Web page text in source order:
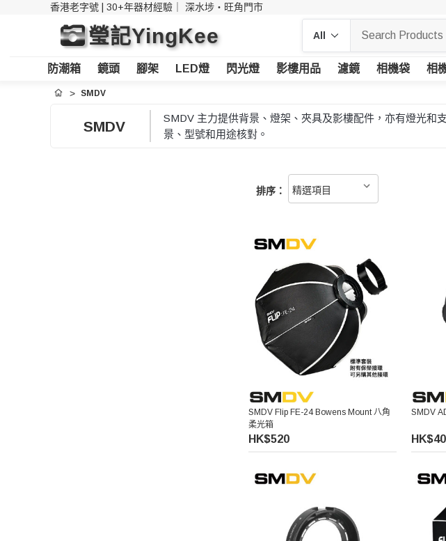
香港老字號 | 30+年器材經驗｜ 深水埗・旺角門市
瑩記YingKee
防潮箱 鏡頭 腳架 LED燈 閃光燈 影樓用品 濾鏡 相機袋 相
首頁 SMDV
SMDV
SMDV 主力提供背景、燈架、夾具及影樓配件，亦有燈光和
景、型號和用途核對。
排序：
SMDV Flip FE-24 Bowens Mount 八角
柔光箱
HK$520
SMDV